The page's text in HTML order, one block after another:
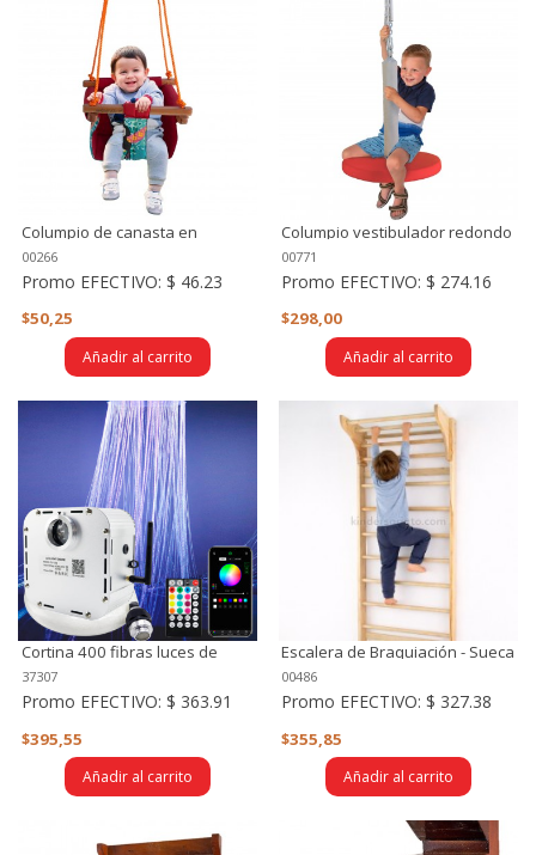
Columpio de canasta en
madera
00266
Promo EFECTIVO: $ 46.23
$50,25
Añadir al carrito
Columpio vestibulador redondo
00771
Promo EFECTIVO:$ 274.16
$298,00
Añadir al carrito
Cortina 400 fibras luces de
Techo de Fibra Óptica – con
base
37307
Promo EFECTIVO: $ 363.91
$395,55
Añadir al carrito
Escalera de Braquiación - Sueca
00486
Promo EFECTIVO:$ 327.38
$355,85
Añadir al carrito